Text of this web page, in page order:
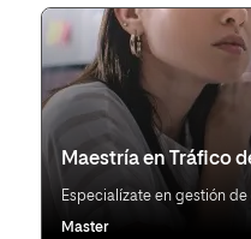
Maestría en Tráfico
Especialízate en gestión
Master